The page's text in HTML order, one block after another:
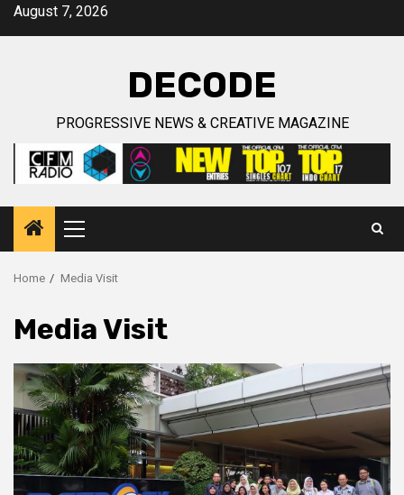
SkipAugust 7, 2026
DECODE
PROGRESSIVE NEWS & CREATIVE MAGAZINE
Primary
Menu
Home Media Visit
Media Visit